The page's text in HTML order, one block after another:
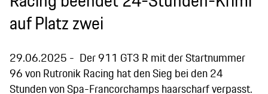
auf Platz zwei
29.06.2025
Der 911 GT3 R mit der Startnummer
96 von Rutronik Racing hat den Sieg bei den 24
Stunden von Spa-Francorchamps haarscharf verpasst.